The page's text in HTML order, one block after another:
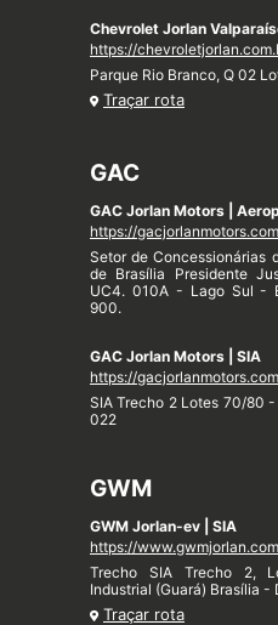
Chevrolet Jorlan
https://
Parque Rio Branco, Q 02
Traçar rota
GAC
GAC Jorlan Motors |
https://
Setor de Concessionárias
de Brasília Presidente
UC4. 010A - Lago Sul -
900.
GAC Jorlan Motors | SIA
https://
SIA Trecho 2 Lotes 70/80
022
GWM
GWM Jorlan-ev | SIA
https://
Trecho SIA Trecho 2,
Industrial (Guará) Brasília -
Traçar rota